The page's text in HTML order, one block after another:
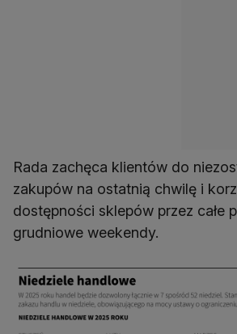
Rada zachęca klientów do
zakupów na ostatnią chwilę i
dostępności sklepów przez całe
grudniowe weekendy.